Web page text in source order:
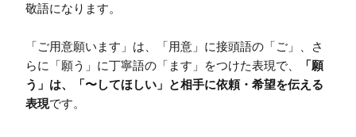
敬語になります。
「ご用意願います」は、「用意」に接頭語の「ご」、さ
らに「願う」に丁寧語の「ます」をつけた表現で、
「願
う」は、「〜してほしい」と相手に依頼・希望を伝える
表現です。